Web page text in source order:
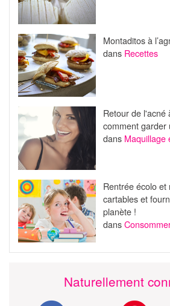
Montaditos à
dans Recettes
Retour de l'acné
comment garder
dans Maquillage
Rentrée écolo
cartables et
planète !
dans
Naturellement